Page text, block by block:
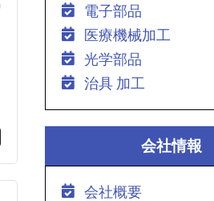
電子部品
医療機械加工
光学部品
治具 加工
会社情報
会社概要